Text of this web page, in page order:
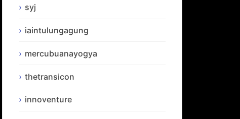
syj
iaintulungagung
mercubuanayogya
thetransicon
innoventure